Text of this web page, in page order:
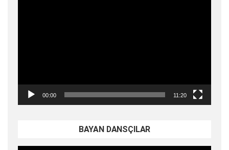
00:00 11:20
BAYAN DANSÇILAR